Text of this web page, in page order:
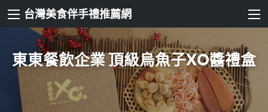
台灣美食伴手禮推薦網
東東餐飲企業 頂級烏魚子XO醬禮盒